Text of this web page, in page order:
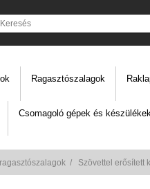
Ragasztószalagok
Csomagoló gépek és
/ Szövettel erősített